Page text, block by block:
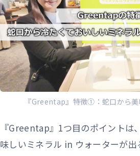
『Greentap』特徴①：蛇口から
『Greentap』1つ目のポイントは
味しいミネラル in ウォーターが出